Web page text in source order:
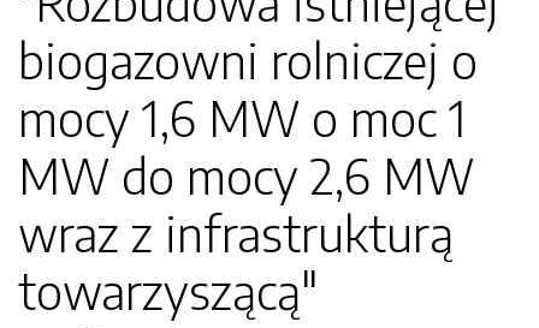
biogazowni rolniczej o
mocy 1,6 MW o moc 1
MW do mocy 2,6 MW
wraz z infrastrukturą
towarzyszącą"